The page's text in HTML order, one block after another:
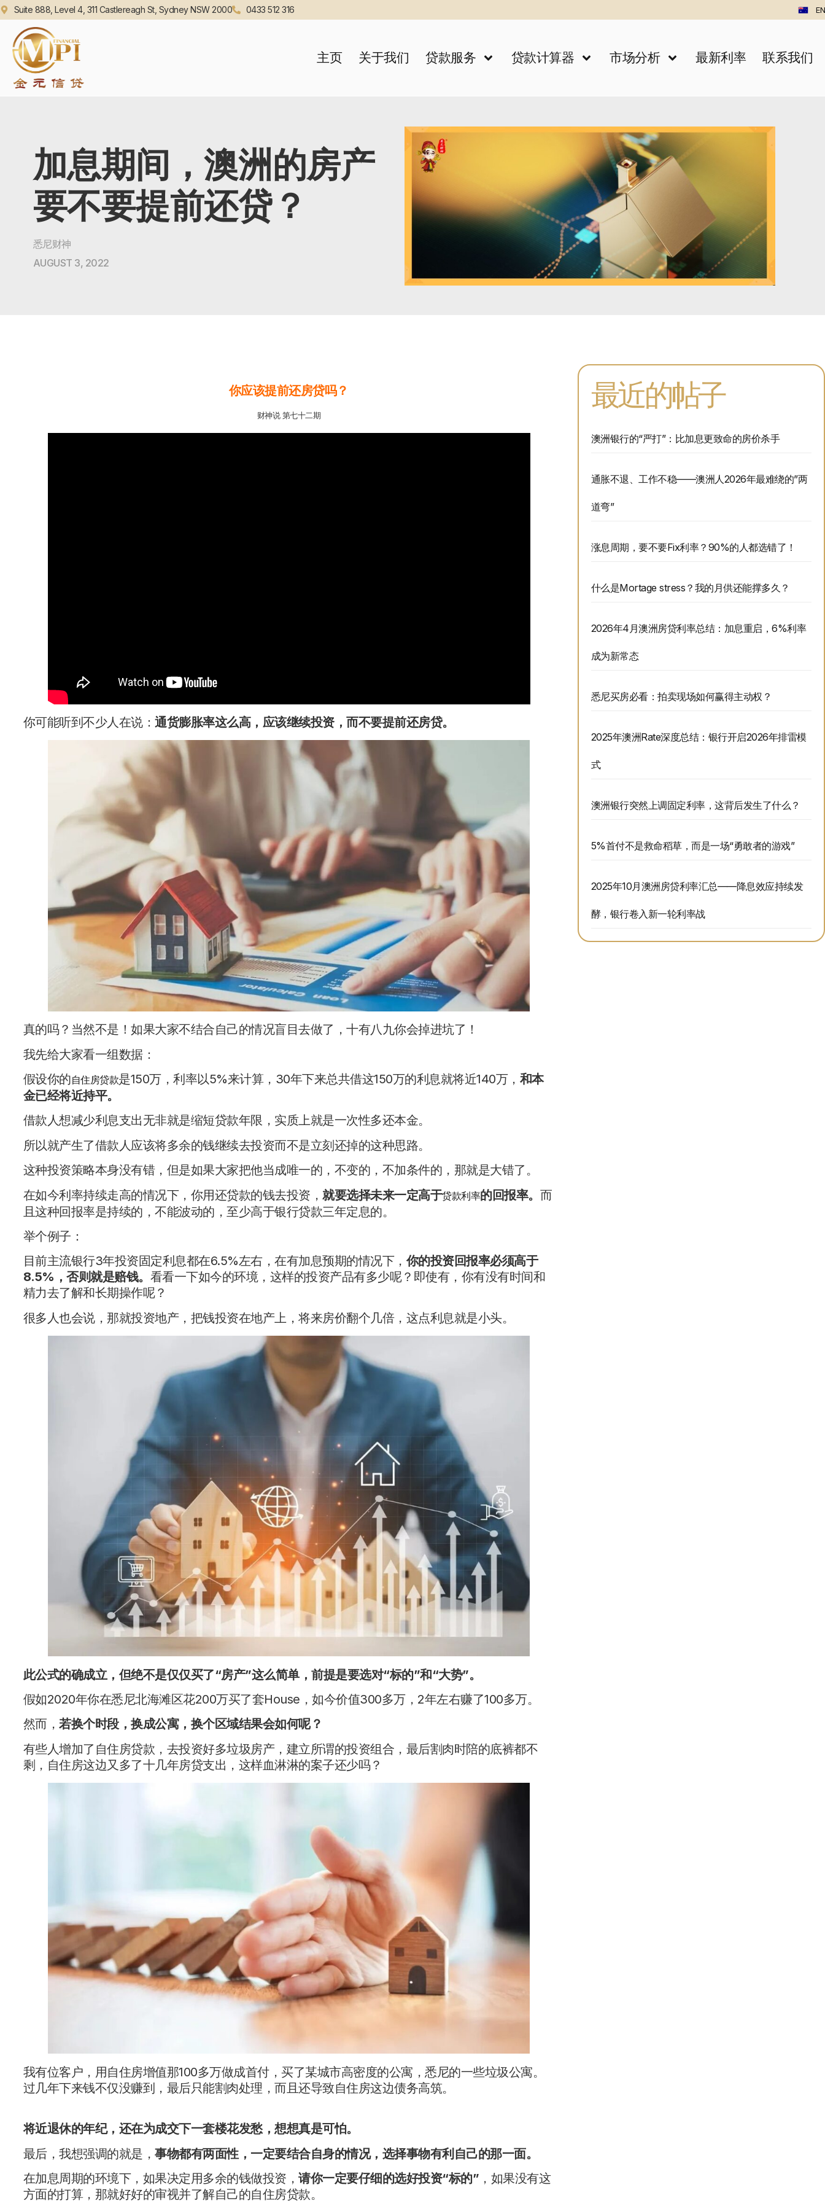
Suite 888, Level 4, 311 Castlereagh St, Sydney NSW 2000 0433 512 316 EN
主页 关于我们 贷款服务 贷款计算器 市场分析 最新利率 联系我们
加息期间，澳洲的房产
要不要提前还贷？
悉尼财神
AUGUST 3, 2022
你应该提前还房贷吗？
财神说 第七十二期
你可能听到不少人在说：通货膨胀率这么高，应该继续投资，而不要提前还房贷。
真的吗？当然不是！如果大家不结合自己的情况盲目去做了，十有八九你会掉进坑了！
我先给大家看一组数据：
假设你的自住房贷款是150万，利率以5%来计算，30年下来总共借这150万的利息就将近140万， 和本
金已经将近持平。
借款人想减少利息支出无非就是缩短贷款年限，实质上就是一次性多还本金。
所以就产生了借款人应该将多余的钱继续去投资而不是立刻还掉的这种思路。
这种投资策略本身没有错，但是如果大家把他当成唯一的，不变的，不加条件的，那就是大错了。
在如今利率持续走高的情况下，你用还贷款的钱去投资，就要选择未来一定高于贷款利率的回报率。 而
且这种回报率是持续的，不能波动的，至少高于银行贷款三年定息的。
举个例子：
目前主流银行3年投资固定利息都在6.5%左右，在有加息预期的情况下，你的投资回报率必须高于
8.5%，否则就是赔钱。 看看一下如今的环境，这样的投资产品有多少呢？即使有，你有没有时间和
精力去了解和长期操作呢？
很多人也会说，那就投资地产，把钱投资在地产上，将来房价翻个几倍，这点利息就是小头。
此公式的确成立，但绝不是仅仅买了“房产”这么简单，前提是要选对“标的”和“大势”。
假如2020年你在悉尼北海滩区花200万买了套House，如今价值300多万，2年左右赚了100多万。
然而，若换个时段，换成公寓，换个区域结果会如何呢？
有些人增加了自住房贷款，去投资好多垃圾房产，建立所谓的投资组合，最后割肉时陪的底裤都不
剩，自住房这边又多了十几年房贷支出，这样血淋淋的案子还少吗？
我有位客户，用自住房增值那100多万做成首付，买了某城市高密度的公寓，悉尼的一些垃圾公寓。
过几年下来钱不仅没赚到，最后只能割肉处理，而且还导致自住房这边债务高筑。
将近退休的年纪，还在为成交下一套楼花发愁，想想真是可怕。
最后，我想强调的就是，事物都有两面性，一定要结合自身的情况，选择事物有利自己的那一面。
在加息周期的环境下，如果决定用多余的钱做投资，请你一定要仔细的选好投资“标的” ，如果没有这
方面的打算，那就好好的审视并了解自己的自住房贷款。
最近的帖子
澳洲银行的“严打”：比加息更致命的房价杀手
通胀不退、工作不稳——澳洲人2026年最难绕的”两
道弯”
涨息周期，要不要Fix利率？90%的人都选错了！
什么是Mortage stress？我的月供还能撑多久？
2026年4月澳洲房贷利率总结：加息重启，6%利率
成为新常态
悉尼买房必看：拍卖现场如何赢得主动权？
2025年澳洲Rate深度总结：银行开启2026年排雷模
式
澳洲银行突然上调固定利率，这背后发生了什么？
5%首付不是救命稻草，而是一场“勇敢者的游戏”
2025年10月澳洲房贷利率汇总——降息效应持续发
酵，银行卷入新一轮利率战